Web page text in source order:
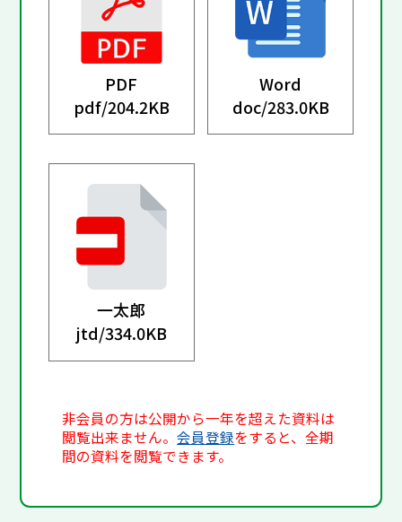
PDF
pdf/204.2KB
Word
doc/283.0KB
一太郎
jtd/334.0KB
非会員の方は公開から一年を超えた資料は
閲覧出来ません。会員登録をすると、全期
間の資料を閲覧できます。